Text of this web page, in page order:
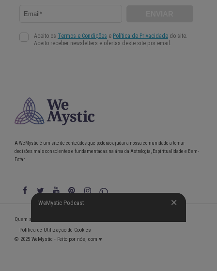
WeMystic Podcast
A WeMystic é um site de conteúdos que poderão ajudar a nossa comunidade a tomar
decisões mais conscientes e fundamentadas na área da Astrologia, Espiritualidade e Bem-
Estar.
WeMystic Podcast
Quem somos
Política de Utilização de Cookies
© 2025 WeMystic - Feito por nós, com ♥